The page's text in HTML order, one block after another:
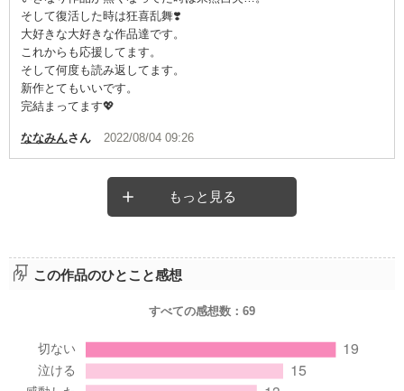
そして復活した時は狂喜乱舞❣️
大好きな大好きな作品達です。
これからも応援してます。
そして何度も読み返してます。
新作とてもいいです。
完結まってます💖
ななみんさん 2022/08/04 09:26
もっと見る
この作品のひとこと感想
すべての感想数： 69